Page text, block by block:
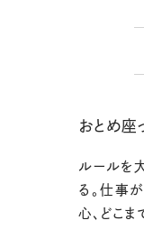
おとめ座
ルールを
る。仕事
心、どこま